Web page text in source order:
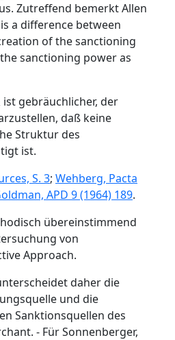
Zutreffend bemerkt Allen
is a difference between
of the sanctioning
sanctioning power as
gebräuchlicher, der
daß keine
Struktur des
ist.
S. 3; Wehberg, Pacta
APD 9 (1964) 189.
übereinstimmend
von
Approach.
daher die
und die
Sanktionsquellen des
- Für Sonnenberger,